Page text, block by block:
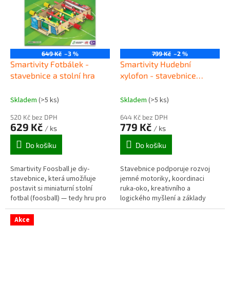
649 Kč –3 %
Smartivity Fotbálek -
stavebnice a stolní hra
Skladem (>5 ks)
520 Kč bez DPH
629 Kč / ks
Do košíku
Smartivity Foosball je diy-
stavebnice, která umožňuje
postavit si miniaturní stolní
fotbal (foosball) — tedy hru pro
dva hráče, která kombinuje
zábavu s učením.
799 Kč –2 %
Smartivity Hudební
xylofon - stavebnice
Skladem (>5 ks)
644 Kč bez DPH
779 Kč / ks
Do košíku
Stavebnice podporuje rozvoj
jemné motoriky, koordinaci
ruka‑oko, kreativního a
logického myšlení a základy
fyzikálních principů jako vibrace,
Akce